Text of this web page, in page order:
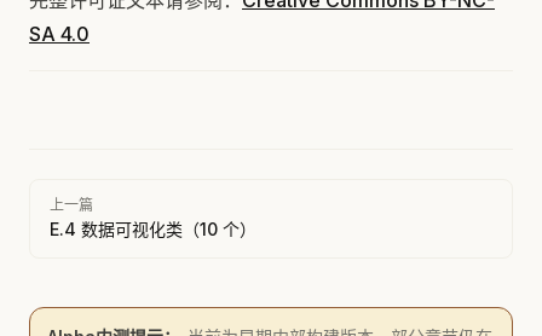
SA 4.0
Pager
上一篇
E.4 数据可视化类（10 个）